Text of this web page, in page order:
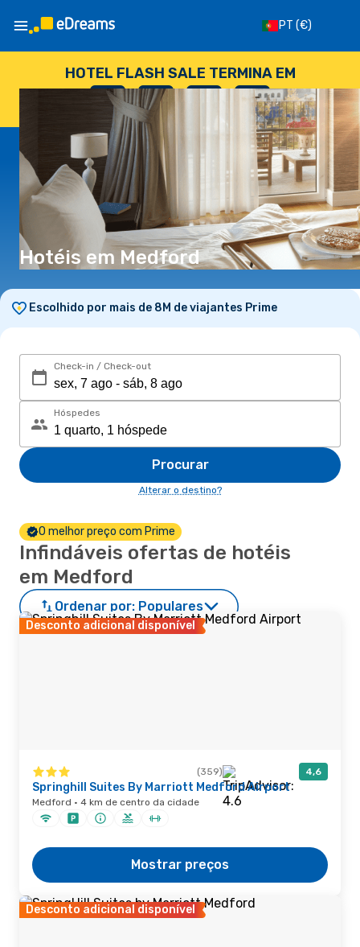
PT (€)
HOTEL FLASH SALE TERMINA EM
--
DIAS
: --
HORAS
: --
SEGUNDOS
Hotéis em Medford
Escolhido por mais de 8M de viajantes Prime
Check-in / Check-out
Hóspedes
Procurar
Alterar o destino?
O melhor preço com Prime
Infindáveis ofertas de hotéis
em Medford
Ordenar por: Populares
Desconto adicional disponível
(359) 4,6
Springhill Suites By Marriott Medford Airport
Medford · 4 km de centro da cidade
Mostrar preços
Desconto adicional disponível